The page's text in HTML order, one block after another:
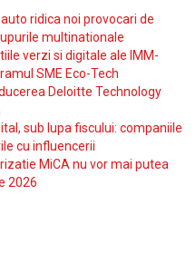
ridica noi provocari de
multinationale
verzi si digitale ale IMM-
SME Eco-Tech
Deloitte Technology
sub lupa fiscului: companiile
cu influencerii
MiCA nu vor mai putea
2026